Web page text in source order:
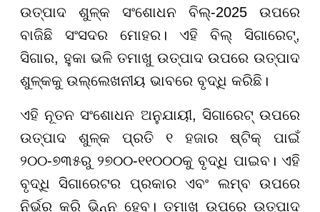
ଉତ୍ପାଦ ଶୁଳ୍କ ସଂଶୋଧନ ବିଲ୍-2025 ଉପରେ
ବାଜିଛି ସଂସଦର ମୋହର। ଏହି ବିଲ୍ ସିଗାରେଟ୍,
ସିଗାର, ହୁକା ଭଳି ତମାଖୁ ଉତ୍ପାଦ ଉପରେ ଉତ୍ପାଦ
ଶୁଳ୍କକୁ ଉଲ୍ଲେଖନୀୟ ଭାବରେ ବୃଦ୍ଧି କରିଛି।
ଏହି ନୂତନ ସଂଶୋଧନ ଅନୁଯାୟୀ, ସିଗାରେଟ୍ ଉପରେ
ଉତ୍ପାଦ ଶୁଳ୍କ ପ୍ରତି ୧ ହଜାର ଷ୍ଟିକ୍ ପାଇଁ
୨୦୦-୭୩୫ରୁ ୨୭୦୦-୧୧୦୦୦କୁ ବୃଦ୍ଧି ପାଇବ। ଏହି
ବୃଦ୍ଧି ସିଗାରେଟର ପ୍ରକାର ଏବଂ ଲମ୍ବ ଉପରେ
ନିର୍ଭର କରି ଭିନ୍ନ ହେବ। ତମାଖୁ ଉପରେ ଉତ୍ପାଦ